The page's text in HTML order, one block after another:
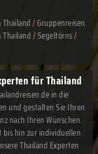
/Gruppenreisen
Thailand/Segeltörns/
für Thailand
in die
und gestalten Sie Ihren
nach Ihren Wünschen.
bis hin zur individuellen
Thailand Experten